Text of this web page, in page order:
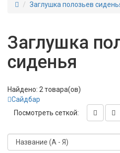
Заглушка полозьев
Заглушка
сиденья
Найдено: 2 товара(ов)
Сайдбар
Посмотреть сеткой: